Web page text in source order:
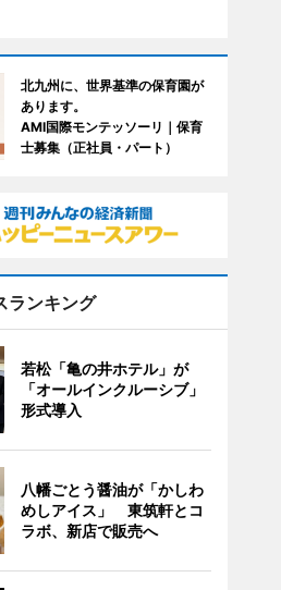
北九州に、世界基準の保育園が
あります。
AMI国際モンテッソーリ｜保育
士募集（正社員・パート）
ランキング
若松「亀の井ホテル」が
「オールインクルーシブ」
形式導入
八幡ごとう醤油が「かしわ
めしアイス」 東筑軒とコ
ラボ、新店で販売へ